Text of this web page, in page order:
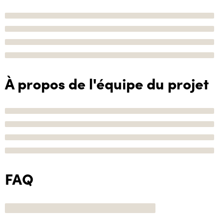
À propos de l'équipe du projet
FAQ